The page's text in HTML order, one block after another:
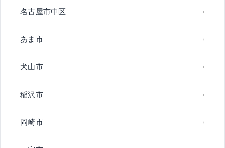
名古屋市中区
あま市
犬山市
稲沢市
岡崎市